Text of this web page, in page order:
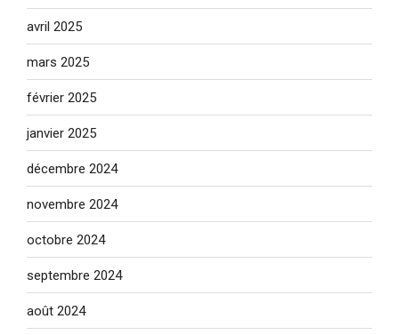
avril 2025
mars 2025
février 2025
janvier 2025
décembre 2024
novembre 2024
octobre 2024
septembre 2024
août 2024